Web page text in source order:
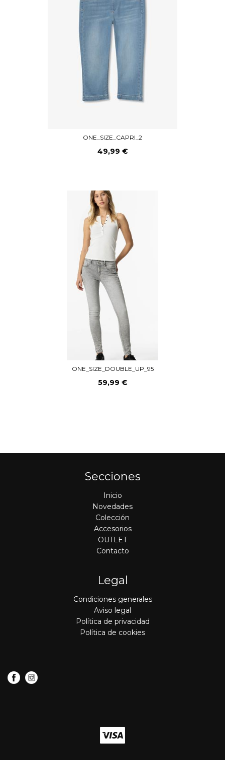
ONE_SIZE_CAPRI_2
49,99 €
ONE_SIZE_DOUBLE_UP_95
59,99 €
Secciones
Inicio
Novedades
Colección
Accesorios
OUTLET
Contacto
Legal
Condiciones generales
Aviso legal
Política de privacidad
Política de cookies